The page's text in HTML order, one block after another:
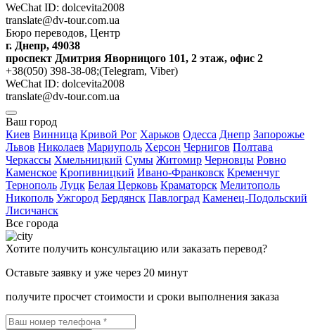
WeChat ID: dolcevita2008
translate@dv-tour.com.ua
Бюро переводов, Центр
г. Днепр, 49038
проспект Дмитрия Яворницого 101, 2 этаж, офис 2
+38(050) 398-38-08;(Telegram, Viber)
WeChat ID: dolcevita2008
translate@dv-tour.com.ua
Ваш город
Киев Винница Кривой Рог Харьков Одесса Днепр Запорожье
Львов Николаев Мариуполь Херсон Чернигов Полтава
Черкассы Хмельницкий Сумы Житомир Черновцы Ровно
Каменское Кропивницкий Ивано-Франковск Кременчуг
Тернополь Луцк Белая Церковь Краматорск Мелитополь
Никополь Ужгород Бердянск Павлоград Каменец-Подольский
Лисичанск
Все города
Хотите получить консультацию или заказать перевод?
Оставьте заявку и уже через 20 минут
получите просчет стоимости и сроки выполнения заказа